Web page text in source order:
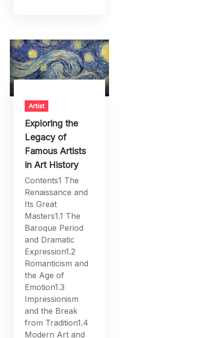
Artist
Exploring the
Legacy of
Famous Artists
in Art History
Contents1 The
Renaissance and
Its Great
Masters1.1 The
Baroque Period
and Dramatic
Expression1.2
Romanticism and
the Age of
Emotion1.3
Impressionism
and the Break
from Tradition1.4
Modern Art and